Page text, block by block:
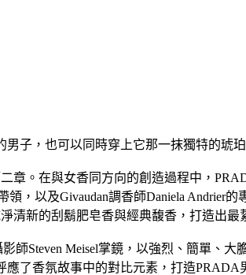
子，也可以同時穿上它那一抹獨特的琥
。在與女香同方向的創造過程中，
，以及Givaudan調香師Daniela Andrier
新的刮鬍肥皂香與經典馥香，打造出最
師Steven Meisel掌鏡，以強烈、簡單、
了香氛故事中的對比元素，打造PRADA